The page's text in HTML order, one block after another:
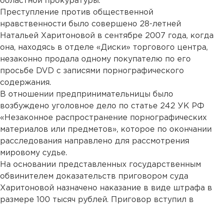
Преступление против общественной
нравственности было совершено 28-летней
Натальей Харитоновой в сентябре 2007 года, когда
она, находясь в отделе «Диски» торгового центра,
незаконно продала одному покупателю по его
просьбе DVD с записями порнографического
содержания.
В отношении предпринимательницы было
возбуждено уголовное дело по статье 242 УК РФ
«Незаконное распространение порнографических
материалов или предметов», которое по окончании
расследования направлено для рассмотрения
мировому судье.
На основании представленных государственным
обвинителем доказательств приговором суда
Харитоновой назначено наказание в виде штрафа в
размере 100 тысяч рублей. Приговор вступил в